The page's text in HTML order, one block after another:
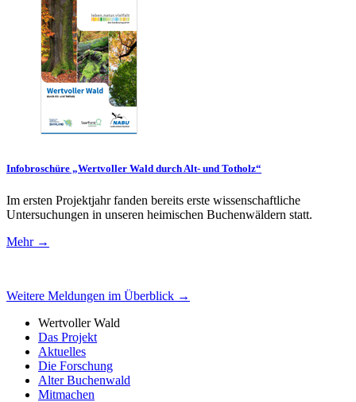
Infobroschüre „Wertvoller Wald durch Alt- und Totholz“
Im ersten Projektjahr fanden bereits erste wissenschaftliche
Untersuchungen in unseren heimischen Buchenwäldern statt.
Mehr →
Weitere Meldungen im Überblick →
Wertvoller Wald
Das Projekt
Aktuelles
Die Forschung
Alter Buchenwald
Mitmachen